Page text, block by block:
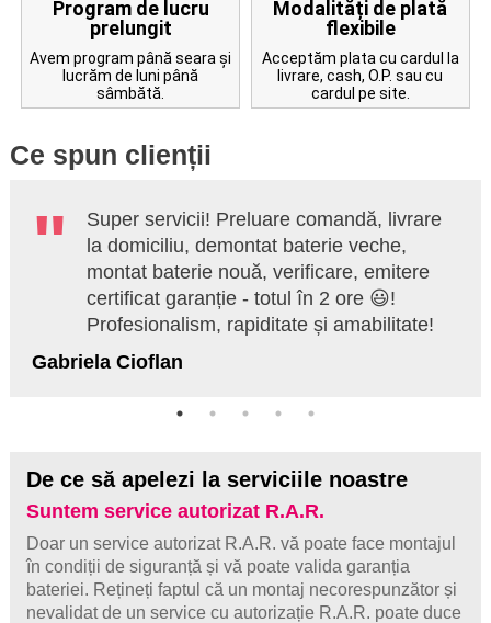
Program de lucru
prelungit
Avem program până seara și
lucrăm de luni până
sâmbătă.
Modalități de plată
flexibile
Acceptăm plata cu cardul la
livrare, cash, O.P. sau cu
cardul pe site.
Ce spun clienții
Super servicii! Preluare comandă, livrare
la domiciliu, demontat baterie veche,
montat baterie nouă, verificare, emitere
certificat garanție - totul în 2 ore 😃!
Profesionalism, rapiditate și amabilitate!
Gabriela Cioflan
De ce să apelezi la serviciile noastre
Suntem service autorizat R.A.R.
Doar un service autorizat R.A.R. vă poate face montajul
în condiții de siguranță și vă poate valida garanția
bateriei. Rețineți faptul că un montaj necorespunzător și
nevalidat de un service cu autorizație R.A.R. poate duce